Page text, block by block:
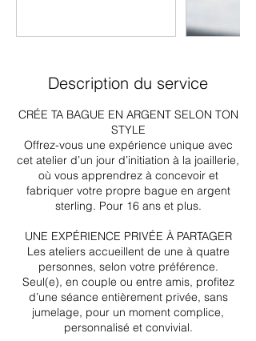
Description du service
CRÉE TA BAGUE EN ARGENT SELON TON
STYLE
Offrez-vous une expérience unique avec
cet atelier d’un jour d’initiation à la joaillerie,
où vous apprendrez à concevoir et
fabriquer votre propre bague en argent
sterling. Pour 16 ans et plus.
UNE EXPÉRIENCE PRIVÉE À PARTAGER
Les ateliers accueillent de une à quatre
personnes, selon votre préférence.
Seul(e), en couple ou entre amis, profitez
d’une séance entièrement privée, sans
jumelage, pour un moment complice,
personnalisé et convivial.